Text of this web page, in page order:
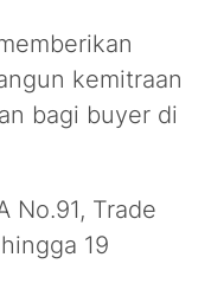
kemitraan
bagi buyer di
No.91, Trade
19